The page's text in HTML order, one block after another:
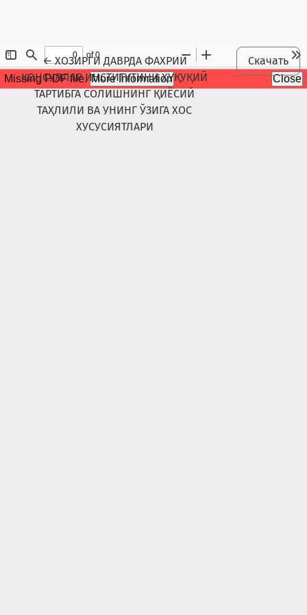
←Maqola tafsilotlariga qaytish
ХОЗИРГИ ДАВРДА ФАХРИЙ
КОНСУЛЛАР ИНСТИТУТИНИ ҲУҚУҚИЙ
ТАРТИБГА СОЛИШНИНГ ҚИЁСИЙ
ТАҲЛИЛИ ВА УНИНГ ЎЗИГА ХОС
ХУСУСИЯТЛАРИ
Скачать